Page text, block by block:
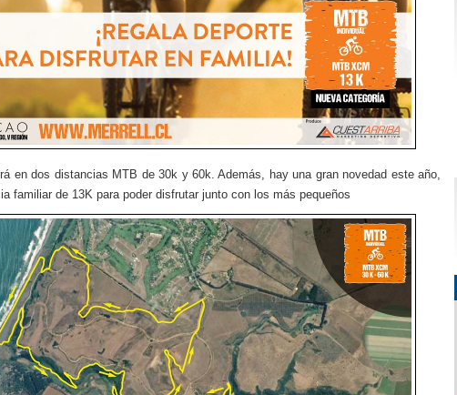
en dos distancias MTB de 30k y 60k. Además, hay una gran novedad este año,
familiar de 13K para poder disfrutar junto con los más pequeños